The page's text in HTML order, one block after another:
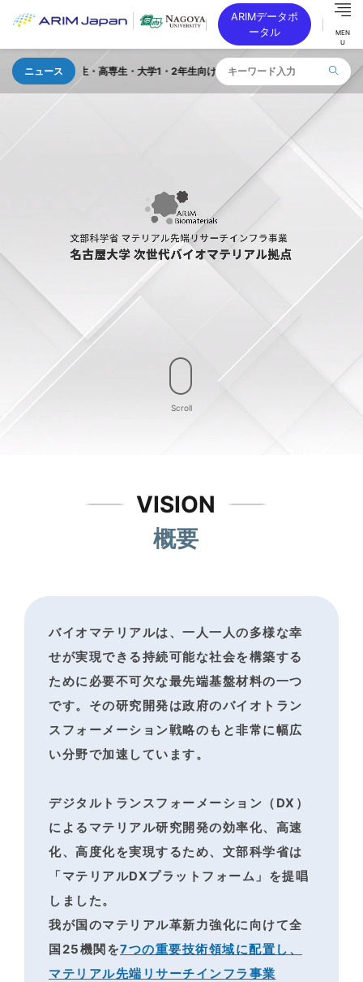
ARIMデータポ
ータル
MEN
U
ニュース
校生・高専生・大学1・2年生向け 「TOKAI SEMICON DAY」を 2026年8月1
Scroll
VISION
概要
バイオマテリアルは、一人一人の多様な幸
せが実現できる持続可能な社会を構築する
ために必要不可欠な最先端基盤材料の一つ
です。 その研究開発は政府のバイオトラン
スフォーメーション戦略のもと非常に幅広
い分野で加速しています。
デジタルトランスフォーメーション（DX）
によるマテリアル研究開発の効率化、高速
化、高度化を実現するため、文部科学省は
「マテリアルDXプラットフォーム」を提唱
しました。
我が国のマテリアル革新力強化に向けて全
国25機関を7つの重要技術領域に配置し、
マテリアル先端リサーチインフラ事業